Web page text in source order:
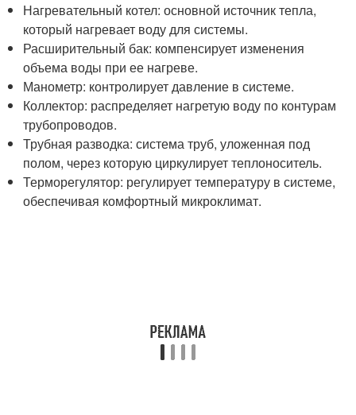
Нагревательный котел: основной источник тепла,
который нагревает воду для системы.
Расширительный бак: компенсирует изменения
объема воды при ее нагреве.
Манометр: контролирует давление в системе.
Коллектор: распределяет нагретую воду по контурам
трубопроводов.
Трубная разводка: система труб, уложенная под
полом, через которую циркулирует теплоноситель.
Терморегулятор: регулирует температуру в системе,
обеспечивая комфортный микроклимат.